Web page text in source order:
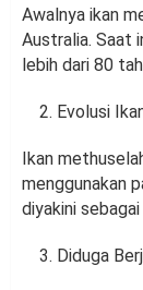
Awalnya ikan
Australia. Saat
lebih dari 80
Evolusi
Ikan
menggunakan
diyakini
Diduga